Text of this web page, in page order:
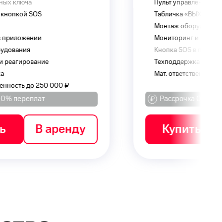
«ВЫХОД»
оборудования
и реагирование
SOS в приложении
до 250 000 ₽
0% переплат
В аренду
Просмотр
Облачное
Монтаж
Мониторинг и
Техподдержка
Мат.
Рассрочка